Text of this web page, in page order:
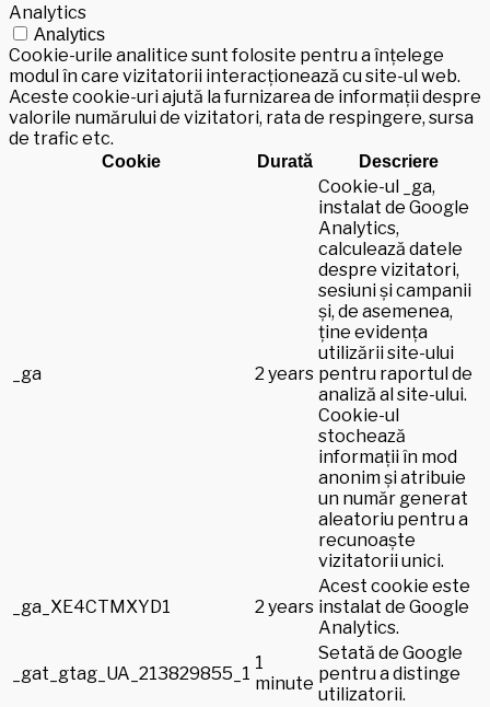
Analytics
Analytics
Cookie-urile analitice sunt folosite pentru a înțelege
modul în care vizitatorii interacționează cu site-ul web.
Aceste cookie-uri ajută la furnizarea de informații despre
valorile numărului de vizitatori, rata de respingere, sursa
de trafic etc.
Cookie Durată Descriere
_ga 2 years
Cookie-ul _ga,
instalat de Google
Analytics,
calculează datele
despre vizitatori,
sesiuni și campanii
și, de asemenea,
ține evidența
utilizării site-ului
pentru raportul de
analiză al site-ului.
Cookie-ul
stochează
informații în mod
anonim și atribuie
un număr generat
aleatoriu pentru a
recunoaște
vizitatorii unici.
_ga_XE4CTMXYD1 2 years
Acest cookie este
instalat de Google
Analytics.
_gat_gtag_UA_213829855_1
1
minute
Setată de Google
pentru a distinge
utilizatorii.